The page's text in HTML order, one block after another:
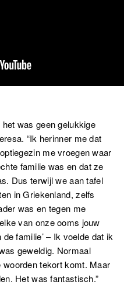
was geen gelukkige
“Ik herinner me dat
me vroegen waar
familie was en dat ze
Dus terwijl we aan tafel
in Griekenland, zelfs
was en tegen me
van onze ooms jouw
familie’ – Ik voelde dat ik
geweldig. Normaal
tekort komt. Maar
Het was fantastisch.”